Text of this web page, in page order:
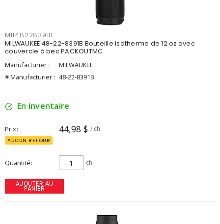
MIL48228391B
MILWAUKEE 48-22-8391B Bouteille isotherme de 12 oz avec
couvercle à bec PACKOUTMC
Manufacturier :
MILWAUKEE
# Manufacturier : 48-22-8391B
En inventaire
Prix 44,98 $ / ch
AUCUN RETOUR
Quantité ch
AJOUTER AU
PANIER